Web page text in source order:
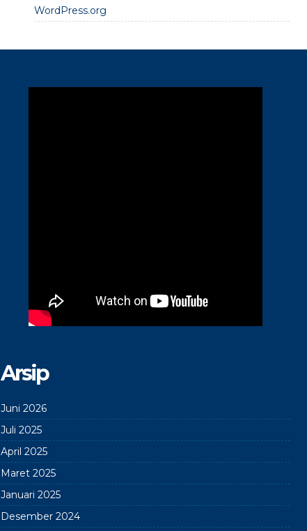
WordPress.org
Arsip
Juni 2026
Juli 2025
April 2025
Maret 2025
Januari 2025
Desember 2024